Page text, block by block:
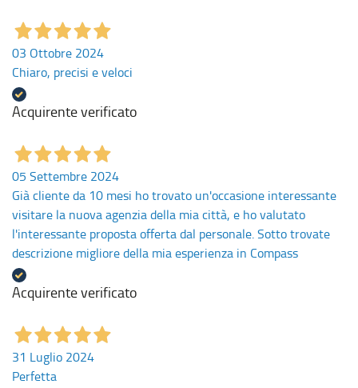
03 Ottobre 2024
Chiaro, precisi e veloci
Acquirente verificato
05 Settembre 2024
Già cliente da 10 mesi ho trovato un'occasione interessante
visitare la nuova agenzia della mia città, e ho valutato
l'interessante proposta offerta dal personale. Sotto trovate
descrizione migliore della mia esperienza in Compass
Acquirente verificato
31 Luglio 2024
Perfetta